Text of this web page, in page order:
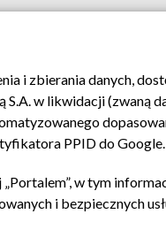
Biuro reklamy
i zbierania danych,
w likwidacji (zwaną
PPID do Google.
„Portalem”, w tym
i bezpiecznych